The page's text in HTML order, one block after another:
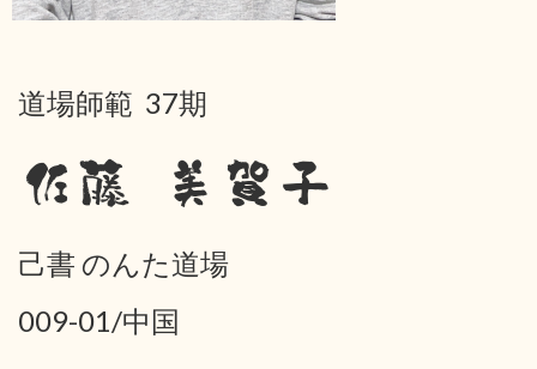
道場師範 37期
佐藤 美賀子
己書 のんた道場
009-01/中国